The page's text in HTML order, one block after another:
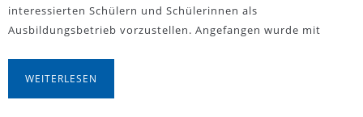
interessierten Schülern und Schülerinnen als
Ausbildungsbetrieb vorzustellen. Angefangen wurde mit
WEITERLESEN